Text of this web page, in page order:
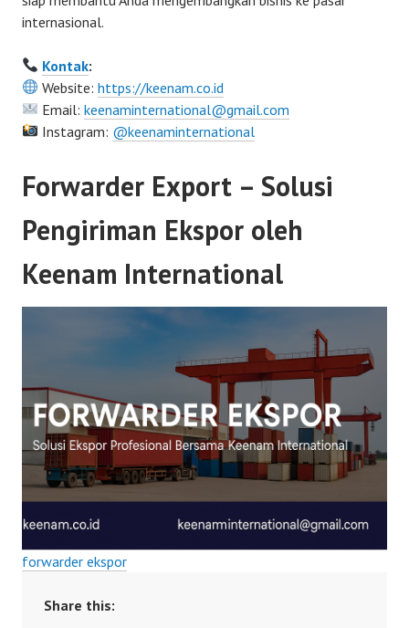
internasional.
Kontak:
Website:https://keenam.co.id
Email:keenaminternational@gmail.com
Instagram: @keenaminternational
Forwarder Export – Solusi
Pengiriman Ekspor oleh
Keenam International
forwarder ekspor
Share this: